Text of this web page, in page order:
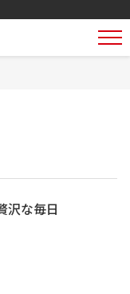
沢な毎日